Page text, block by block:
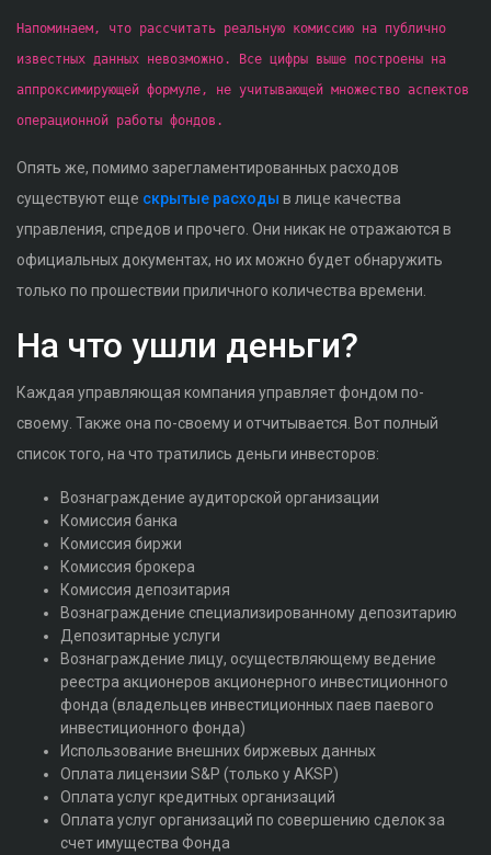
Напоминаем, что рассчитать реальную комиссию на публично
известных данных невозможно. Все цифры выше построены на
аппроксимирующей формуле, не учитывающей множество аспектов
операционной работы фондов.
Опять же, помимо зарегламентированных расходов
существуют еще скрытые расходы в лице качества
управления, спредов и прочего. Они никак не отражаются в
официальных документах, но их можно будет обнаружить
только по прошествии приличного количества времени.
На что ушли деньги?
Каждая управляющая компания управляет фондом по-
своему. Также она по-своему и отчитывается. Вот полный
список того, на что тратились деньги инвесторов:
Вознаграждение аудиторcкой организации
Комиссия банка
Комиссия биржи
Комиссия брокера
Комиссия депозитария
Вознаграждение специализированному депозитарию
Депозитарные услуги
Вознаграждение лицу, осуществляющему ведение
реестра акционеров акционерного инвестиционного
фонда (владельцев инвестиционных паев паевого
инвестиционного фонда)
Использование внешних биржевых данных
Оплата лицензии S&P (только у AKSP)
Оплата услуг кредитных организаций
Оплата услуг организаций по совершению сделок за
счет имущества Фонда